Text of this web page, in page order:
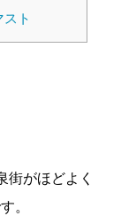
ト
街がほどよく
。